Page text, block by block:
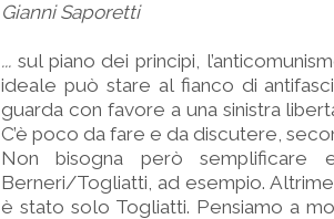
Gianni Saporetti
... sul piano dei principi,
ideale può stare al fianco di
guarda con favore a una sinistra
C’è poco da fare e da discutere,
Non bisogna però semplificare
Berneri/Togliatti, ad esempio.
è stato solo Togliatti. Pensiamo a